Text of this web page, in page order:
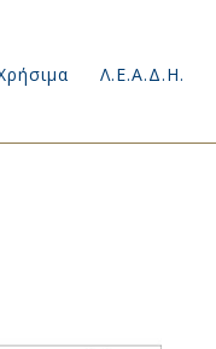
Λ.Ε.Α.Δ.Η.